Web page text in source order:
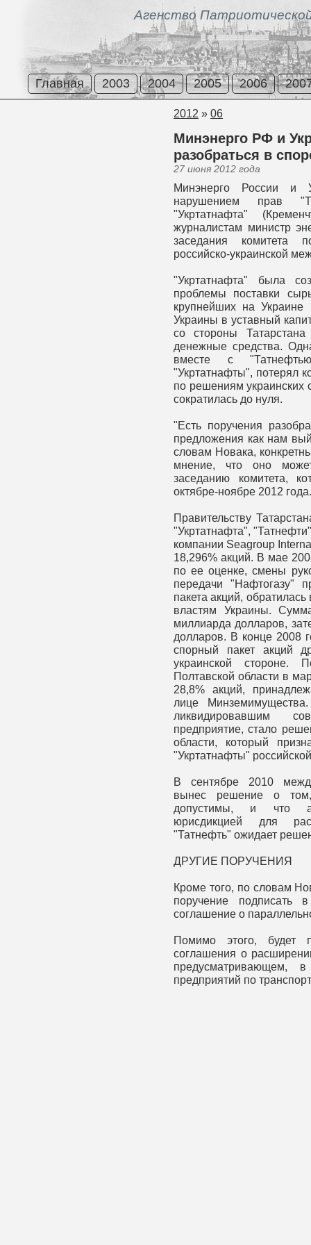
Агенство
Главная 2003 2004 2005 2006
2012 » 06
Минэнерго РФ и
разобраться в
27 июня 2012 года
Минэнерго России и
нарушением прав
"Укртатнафта"
журналистам министр
заседания комитета
российско-украинской
"Укртатнафта" была
проблемы поставки
крупнейших на Украине
Украины в уставный
со стороны
денежные средства.
вместе с
"Укртатнафты", потерял
по решениям украинских
сократилась до нуля.
"Есть поручения
предложения как нам
словам Новака,
мнение, что оно
заседанию комитета,
октябре-ноябре 2012 года.
Правительству
"Укртатнафта",
компании Seagroup
18,296% акций. В мае
по ее оценке, смены
передачи "Нафтогазу"
пакета акций,
властям Украины.
миллиарда долларов,
долларов. В конце 2008
спорный пакет акций
украинской стороне.
Полтавской области в
28,8% акций,
лице
ликвидировавшим
предприятие, стало
области, который
"Укртатнафты"
В сентябре 2010
вынес решение о
допустимы, и что
юрисдикцией для
"Татнефть" ожидает
ДРУГИЕ ПОРУЧЕНИЯ
Кроме того, по словам
поручение подписать
соглашение о
Помимо этого, будет
соглашения о
предусматривающем, в
предприятий по